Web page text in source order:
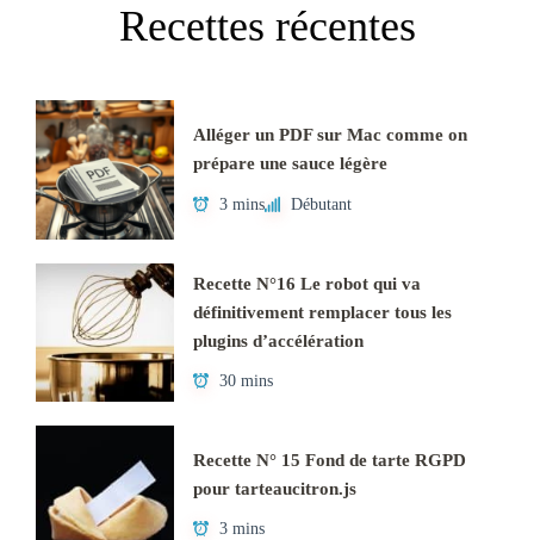
Recettes récentes
Alléger un PDF sur Mac comme on
prépare une sauce légère
3 mins Débutant
Recette N°16 Le robot qui va
définitivement remplacer tous les
plugins d’accélération
30 mins
Recette N° 15 Fond de tarte RGPD
pour tarteaucitron.js
3 mins